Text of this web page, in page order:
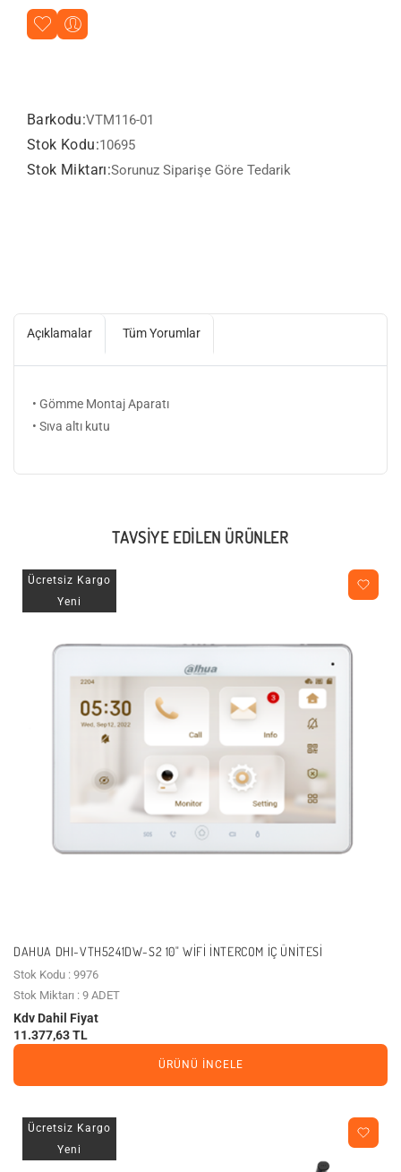
Barkodu:VTM116-01
Stok Kodu:10695
Stok Miktarı:Sorunuz Siparişe Göre Tedarik
Açıklamalar Tüm Yorumlar
• Gömme Montaj Aparatı
• Sıva altı kutu
TAVSIYE EDILEN ÜRÜNLER
Ücretsiz Kargo
Yeni
DAHUA DHI-VTH5241DW-S2 10" WIFI İNTERCOM İÇ ÜNITESI
Stok Kodu : 9976
Stok Miktarı : 9 ADET
Kdv Dahil Fiyat
11.377,63 TL
ÜRÜNÜ İNCELE
Ücretsiz Kargo
Yeni